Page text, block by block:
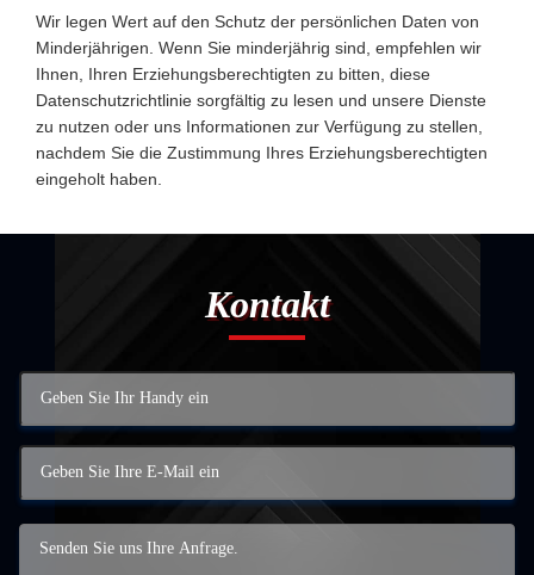
Wir legen Wert auf den Schutz der persönlichen Daten von
Minderjährigen. Wenn Sie minderjährig sind, empfehlen wir
Ihnen, Ihren Erziehungsberechtigten zu bitten, diese
Datenschutzrichtlinie sorgfältig zu lesen und unsere Dienste
zu nutzen oder uns Informationen zur Verfügung zu stellen,
nachdem Sie die Zustimmung Ihres Erziehungsberechtigten
eingeholt haben.
Kontakt